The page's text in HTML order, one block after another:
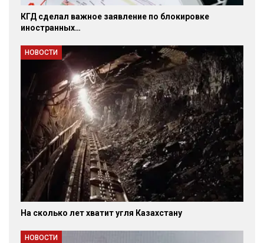
КГД сделал важное заявление по блокировке
иностранных…
НОВОСТИ
На сколько лет хватит угля Казахстану
НОВОСТИ